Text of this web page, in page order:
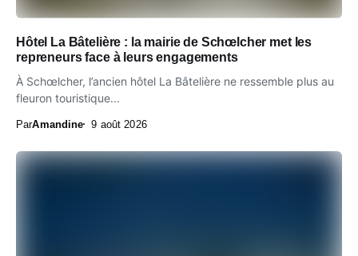
Hôtel La Bâtelière : la mairie de Schœlcher met les
repreneurs face à leurs engagements
À Schœlcher, l’ancien hôtel La Bâtelière ne ressemble plus au
fleuron touristique...
ParAmandine 9 août 2026